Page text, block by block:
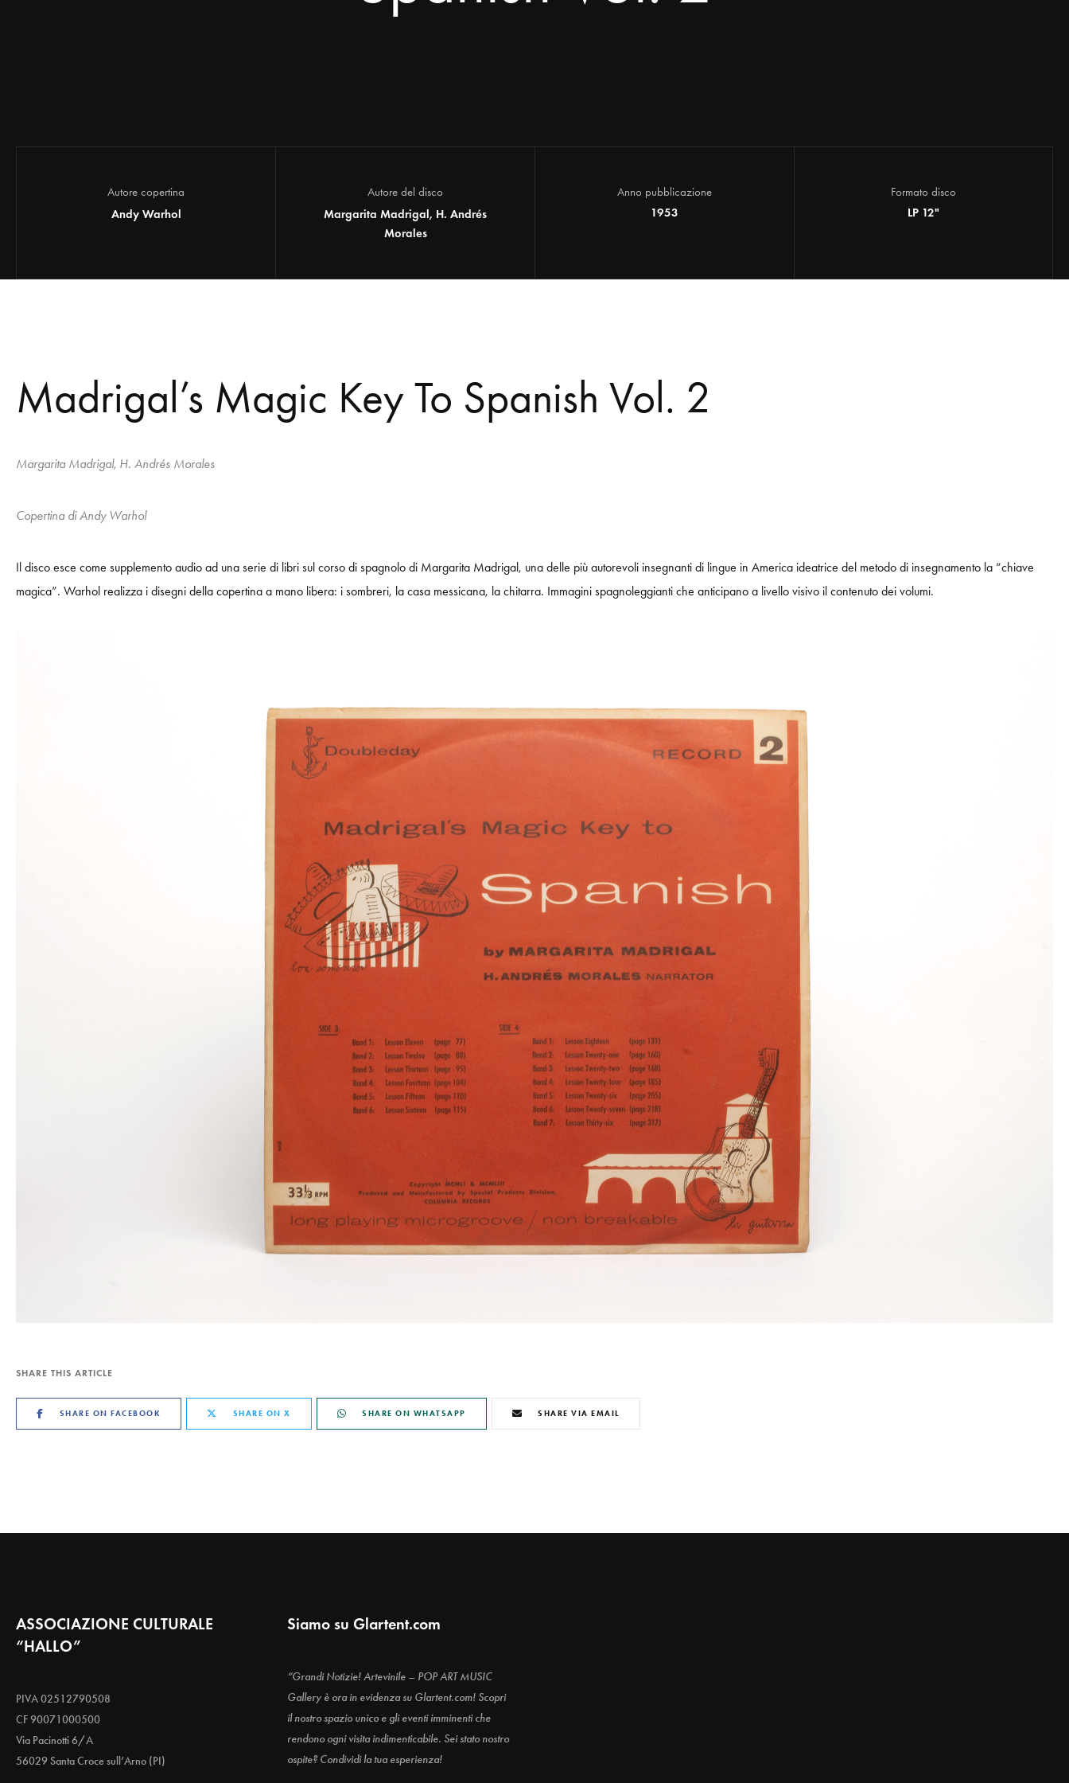
Autore copertina
Andy Warhol
Autore del disco
Margarita Madrigal, H. Andrés
Morales
Anno pubblicazione
1953
Formato disco
LP 12"
Madrigal’s Magic Key To Spanish Vol. 2
Margarita Madrigal, H. Andrés Morales
Copertina di Andy Warhol
Il disco esce come supplemento audio ad una serie di libri sul corso di spagnolo di Margarita Madrigal, una delle più autorevoli insegnanti di lingue in America ideatrice del metodo di insegnamento la “chiave
magica”. Warhol realizza i disegni della copertina a mano libera: i sombreri, la casa messicana, la chitarra. Immagini spagnoleggianti che anticipano a livello visivo il contenuto dei volumi.
SHARE THIS ARTICLE
SHARE ON FACEBOOK SHARE ON X SHARE ON WHATSAPP SHARE VIA EMAIL
ASSOCIAZIONE CULTURALE
“HALLO”
PIVA 02512790508
CF 90071000500
Via Pacinotti 6/A
56029 Santa Croce sull’Arno (PI)
Siamo su Glartent.com
“Grandi Notizie! Artevinile – POP ART MUSIC
Gallery è ora in evidenza su Glartent.com! Scopri
il nostro spazio unico e gli eventi imminenti che
rendono ogni visita indimenticabile. Sei stato nostro
ospite? Condividi la tua esperienza!